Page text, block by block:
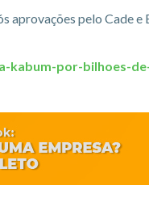
pelo Cade e
kabum-por-bilhoes-